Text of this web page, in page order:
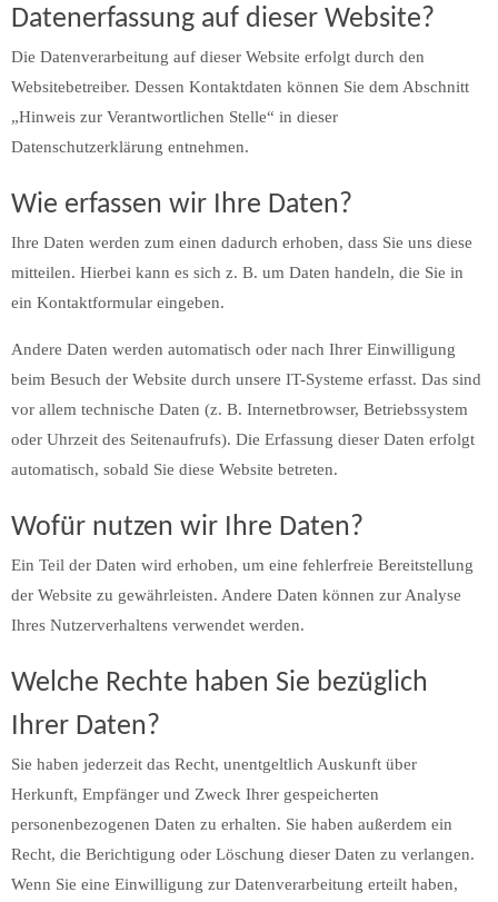
Datenerfassung auf dieser Website?
Die Datenverarbeitung auf dieser Website erfolgt durch den
Websitebetreiber. Dessen Kontaktdaten können Sie dem Abschnitt
„Hinweis zur Verantwortlichen Stelle“ in dieser
Datenschutzerklärung entnehmen.
Wie erfassen wir Ihre Daten?
Ihre Daten werden zum einen dadurch erhoben, dass Sie uns diese
mitteilen. Hierbei kann es sich z. B. um Daten handeln, die Sie in
ein Kontaktformular eingeben.
Andere Daten werden automatisch oder nach Ihrer Einwilligung
beim Besuch der Website durch unsere IT-Systeme erfasst. Das sind
vor allem technische Daten (z. B. Internetbrowser, Betriebssystem
oder Uhrzeit des Seitenaufrufs). Die Erfassung dieser Daten erfolgt
automatisch, sobald Sie diese Website betreten.
Wofür nutzen wir Ihre Daten?
Ein Teil der Daten wird erhoben, um eine fehlerfreie Bereitstellung
der Website zu gewährleisten. Andere Daten können zur Analyse
Ihres Nutzerverhaltens verwendet werden.
Welche Rechte haben Sie bezüglich
Ihrer Daten?
Sie haben jederzeit das Recht, unentgeltlich Auskunft über
Herkunft, Empfänger und Zweck Ihrer gespeicherten
personenbezogenen Daten zu erhalten. Sie haben außerdem ein
Recht, die Berichtigung oder Löschung dieser Daten zu verlangen.
Wenn Sie eine Einwilligung zur Datenverarbeitung erteilt haben,